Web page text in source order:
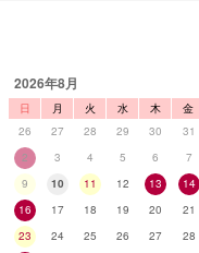
2026年8月
日 月 火 水 木 金
26
27 28 29 30 31
2
3 4 5 6 7
9
10 11 12 13 14
16
17 18 19 20 21
23
24 25 26 27 28